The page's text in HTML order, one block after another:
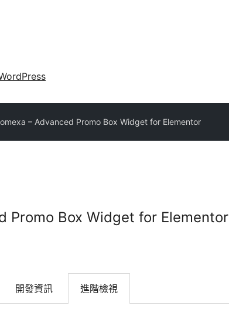
– Advanced Promo Box Widget for Elementor
Promo Box Widget for Elementor
開發資訊 進階檢視